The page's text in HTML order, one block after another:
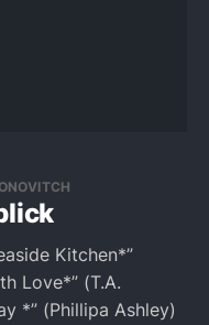
Kitchen*”
Love*” (T.A.
*” (Phillipa Ashley)